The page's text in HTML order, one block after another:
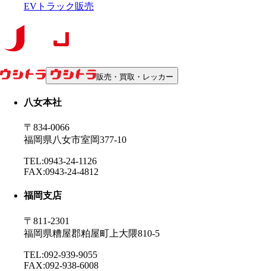
EVトラック販売
販売・買取・レッカー
八女本社
〒834-0066
福岡県八女市室岡377-10
TEL:0943-24-1126
FAX:0943-24-4812
福岡支店
〒811-2301
福岡県糟屋郡粕屋町上大隈810-5
TEL:092-939-9055
FAX:092-938-6008